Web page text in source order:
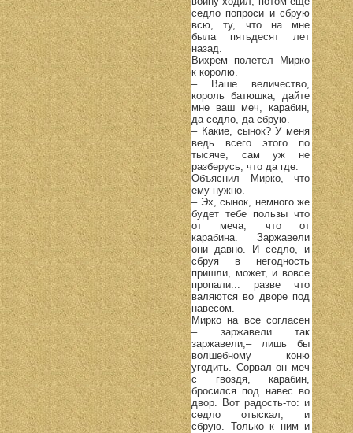
седло попроси и сбрую
всю, ту, что на мне
была пятьдесят лет
назад.
Вихрем полетел Мирко
к королю.
– Ваше величество,
король батюшка, дайте
мне ваш меч, карабин,
да седло, да сбрую.
– Какие, сынок? У меня
ведь всего этого по
тысяче, сам уж не
разберусь, что да где.
Объяснил Мирко, что
ему нужно.
– Эх, сынок, немного же
будет тебе пользы что
от меча, что от
карабина. Заржавели
они давно. И седло, и
сбруя в негодность
пришли, может, и вовсе
пропали... разве что
валяются во дворе под
навесом.
Мирко на все согласен
– заржавели так
заржавели,– лишь бы
волшебному коню
угодить. Сорвал он меч
с гвоздя, карабин,
бросился под навес во
двор. Вот радость-то: и
седло отыскал, и
сбрую. Только к ним и